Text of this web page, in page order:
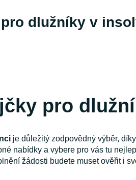
dlužníky v
pro
je důležitý zodpovědný výběr,
nabídky a vybere pro vás tu
žádosti budete muset ověřit i